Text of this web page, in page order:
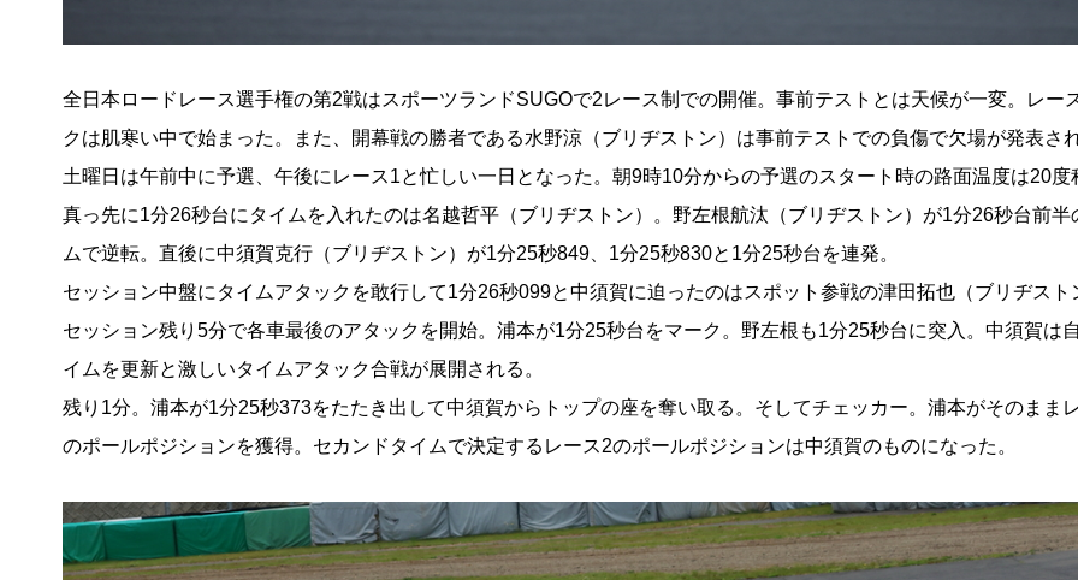
全日本ロードレース選手権の第2戦はスポーツランドSUGOで2レース制での開催。事前テストとは天候が一変。レー
クは肌寒い中で始まった。また、開幕戦の勝者である水野涼（ブリヂストン）は事前テストでの負傷で欠場が発表さ
土曜日は午前中に予選、午後にレース1と忙しい一日となった。朝9時10分からの予選のスタート時の路面温度は20度
真っ先に1分26秒台にタイムを入れたのは名越哲平（ブリヂストン）。野左根航汰（ブリヂストン）が1分26秒台前半
ムで逆転。直後に中須賀克行（ブリヂストン）が1分25秒849、1分25秒830と1分25秒台を連発。
セッション中盤にタイムアタックを敢行して1分26秒099と中須賀に迫ったのはスポット参戦の津田拓也（ブリヂスト
セッション残り5分で各車最後のアタックを開始。浦本が1分25秒台をマーク。野左根も1分25秒台に突入。中須賀は
イムを更新と激しいタイムアタック合戦が展開される。
残り1分。浦本が1分25秒373をたたき出して中須賀からトップの座を奪い取る。そしてチェッカー。浦本がそのまま
のポールポジションを獲得。セカンドタイムで決定するレース2のポールポジションは中須賀のものになった。